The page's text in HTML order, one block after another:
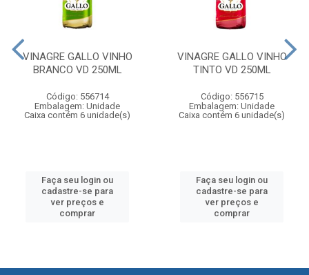
VINAGRE GALLO VINHO
BRANCO VD 250ML
Código: 556714
Embalagem: Unidade
Caixa contém 6 unidade(s)
Faça seu login ou
cadastre-se para
ver preços e
comprar
VINAGRE GALLO VINHO
TINTO VD 250ML
Código: 556715
Embalagem: Unidade
Caixa contém 6 unidade(s)
Faça seu login ou
cadastre-se para
ver preços e
comprar